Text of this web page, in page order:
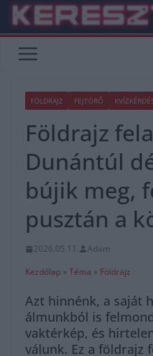
Skip
content
FÖLDRAJZ FEJTÖRŐ
Földrajz
Dunántúl
bújik meg,
pusztán a
2026.05.11.
Adam
Kezdőlap » Téma » Földrajz
Azt hinnénk, a saját
álmunkból is
vaktérkép, és
válunk. Ez a földrajz